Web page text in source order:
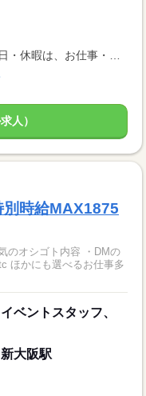
ーーーーーーーーーーーーー ◇休日・休暇は、お仕事・勤務場所により異なります！ ◇あなたの働きたいときに勤務が可能♪ 主婦(夫)さんやフリーターさんなど、 休み希望などもお気軽にお伝えくださいね。
人）
別時給MAX1875
のオシゴト内容 ・DMの
ほかにも選べるお仕事多
ベントスタッフ、
大阪駅